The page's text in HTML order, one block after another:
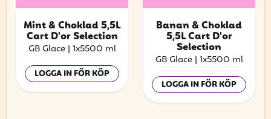
Mint & Choklad 5,5L
Cart D'or Selection
GB Glace | 1x5500 ml
LOGGA IN FÖR KÖP
Banan & Choklad
5,5L Cart D'or
Selection
GB Glace | 1x5500 ml
LOGGA IN FÖR KÖP